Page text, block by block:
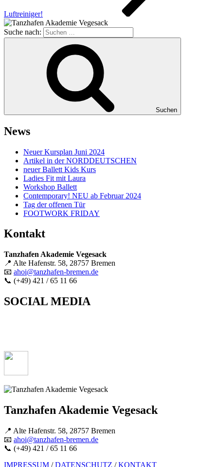
Luftreiniger!
Suche nach:
Suchen
News
Neuer Kursplan Juni 2024
Artikel in der NORDDEUTSCHEN
neuer Ballett Kids Kurs
Ladies Fit mit Laura
Workshop Ballett
Contemporary! NEU ab Februar 2024
Tag der offenen Tür
FOOTWORK FRIDAY
Kontakt
Tanzhafen Akademie Vegesack
📍 Alte Hafenstr. 58, 28757 Bremen
📧 ahoi@tanzhafen-bremen.de
📞 (+49) 421 / 65 11 66
SOCIAL MEDIA
Tanzhafen Akademie Vegesack
📍 Alte Hafenstr. 58, 28757 Bremen
📧 ahoi@tanzhafen-bremen.de
📞 (+49) 421 / 65 11 66
IMPRESSUM /DATENSCHUTZ /KONTAKT